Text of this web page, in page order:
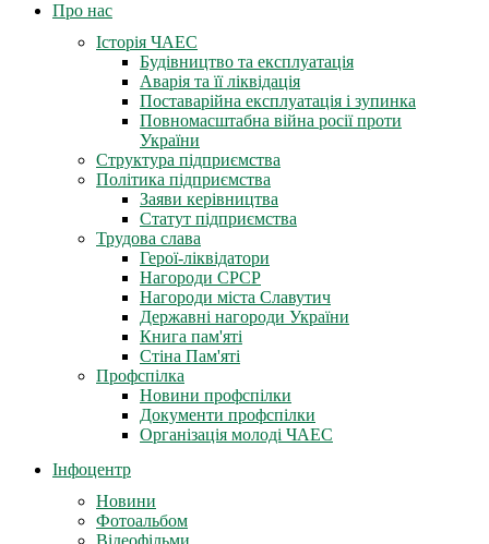
Про нас
Історія ЧАЕС
Будівництво та експлуатація
Аварія та її ліквідація
Поставарійна експлуатація і зупинка
Повномасштабна війна росії проти
України
Структура підприємства
Політика підприємства
Заяви керівництва
Статут підприємства
Трудова слава
Герої-ліквідатори
Нагороди СРСР
Нагороди міста Славутич
Державні нагороди України
Книга пам'яті
Стіна Пам'яті
Профспілка
Новини профспілки
Документи профспілки
Організація молоді ЧАЕС
Інфоцентр
Новини
Фотоальбом
Відеофільми